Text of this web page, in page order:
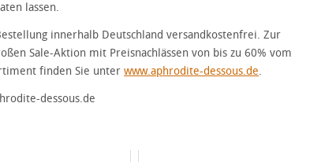
lassen.
innerhalb Deutschland versandkostenfrei. Zur
Sale-Aktion mit Preisnachlässen von bis zu 60% vom
finden Sie unter www.aphrodite-dessous.de.
dessous.de